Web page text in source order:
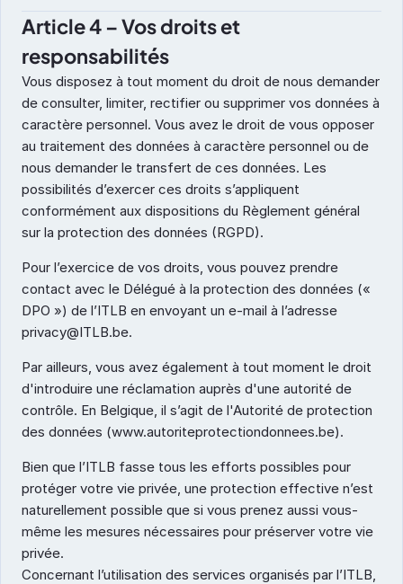
Article 4 – Vos droits et
responsabilités
Vous disposez à tout moment du droit de nous demander
de consulter, limiter, rectifier ou supprimer vos données à
caractère personnel. Vous avez le droit de vous opposer
au traitement des données à caractère personnel ou de
nous demander le transfert de ces données. Les
possibilités d’exercer ces droits s’appliquent
conformément aux dispositions du Règlement général
sur la protection des données (RGPD).
Pour l’exercice de vos droits, vous pouvez prendre
contact avec le Délégué à la protection des données («
DPO ») de l’ITLB en envoyant un e-mail à l’adresse
privacy@ITLB.be.
Par ailleurs, vous avez également à tout moment le droit
d'introduire une réclamation auprès d'une autorité de
contrôle. En Belgique, il s’agit de l'Autorité de protection
des données (www.autoriteprotectiondonnees.be).
Bien que l’ITLB fasse tous les efforts possibles pour
protéger votre vie privée, une protection effective n’est
naturellement possible que si vous prenez aussi vous-
même les mesures nécessaires pour préserver votre vie
privée.
Concernant l’utilisation des services organisés par l’ITLB,